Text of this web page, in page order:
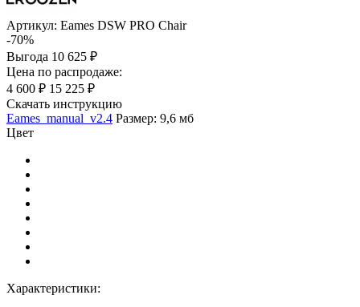
Артикул: Eames DSW PRO Chair
-70%
Выгода 10 625 ₽
Цена по распродаже:
4 600 ₽ 15 225 ₽
Скачать инструкцию
Eames_manual_v2.4 Размер: 9,6 мб
Цвет
Характеристики: